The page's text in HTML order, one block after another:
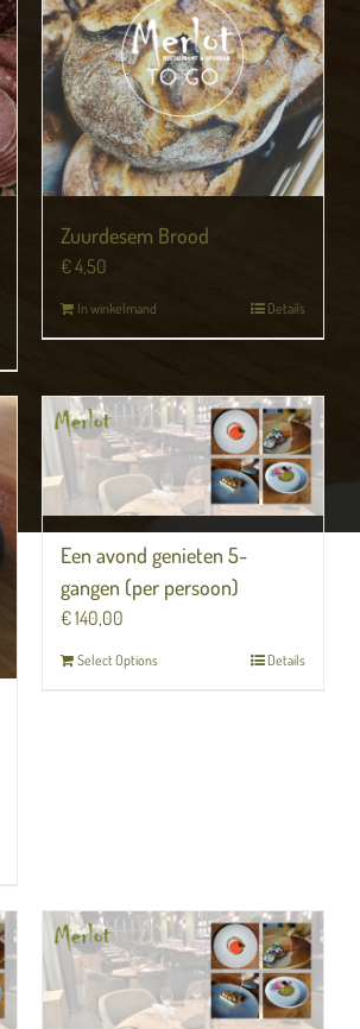
Zuurdesem Brood
€4,50
In winkelmand Details
Een avond genieten 5-
gangen (per persoon)
€140,00
Select Options Details